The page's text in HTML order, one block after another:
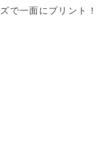
で一面にプリント！